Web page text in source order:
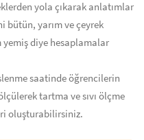
yola çıkarak anlatımlar
yarım ve çeyrek
yemiş diye hesaplamalar
saatinde öğrencilerin
tartma ve sıvı ölçme
oluşturabilirsiniz.